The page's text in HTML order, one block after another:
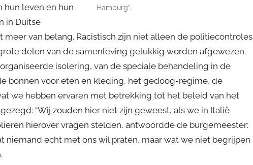
Hamburg”.
hun leven en hun
in Duitse
van belang. Racistisch zijn niet alleen de politiecontroles
delen van de samenleving gelukkig worden afgewezen.
isolering, van de speciale behandeling in de
bonnen voor eten en kleding, het gedoog-regime, de
we hebben ervaren met betrekking tot het beleid van het
“Wij zouden hier niet zijn geweest, als we in Italië
hierover vragen stelden, antwoordde de burgemeester:
niemand echt met ons wil praten, maar wat we niet begrijpen